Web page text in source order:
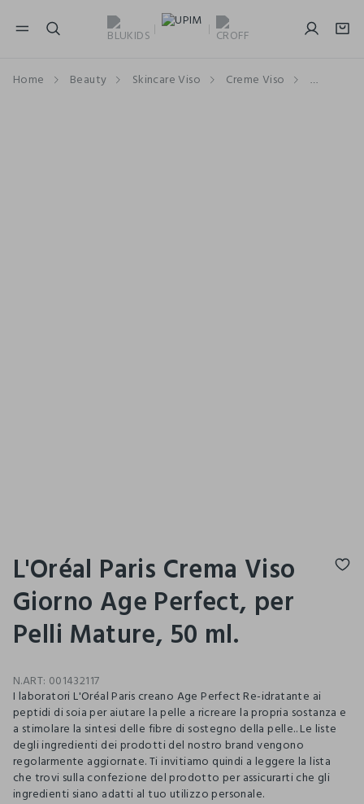
NAVIGATION.ARIA.GOTOMAINCONTENT
Home Beauty Skincare Viso Creme Viso Crema
L'Oréal Paris Crema Viso
Giorno Age Perfect, per
Pelli Mature, 50 ml.
N.ART: 001432117
I laboratori L'Oréal Paris creano Age Perfect Re-idratante ai
peptidi di soia per aiutare la pelle a ricreare la propria sostanza e
a stimolare la sintesi delle fibre di sostegno della pelle.. Le liste
degli ingredienti dei prodotti del nostro brand vengono
regolarmente aggiornate. Ti invitiamo quindi a leggere la lista
che trovi sulla confezione del prodotto per assicurarti che gli
ingredienti siano adatti al tuo utilizzo personale.